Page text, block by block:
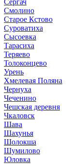
Смолино
Старое Кстово
Суроватиха
Сысоевка
Тарасиха
Теряево
Толоконцево
Урень
Хмелевая Поляна
Чернуха
Чеченино
Чешская деревня
Чкаловск
Шава
Шахунья
Шолокша
Шумилово
Юловка